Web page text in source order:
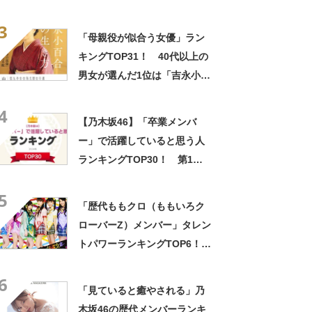
「母親役が似合う女優」ラン
キングTOP31！ 40代以上の
男女が選んだ1位は「吉永小百
【乃木坂46】「卒業メンバ
ー」で活躍していると思う人
ランキングTOP30！ 第1位
「歴代ももクロ（ももいろク
ローバーZ）メンバー」タレン
トパワーランキングTOP6！
「見ていると癒やされる」乃
木坂46の歴代メンバーランキ